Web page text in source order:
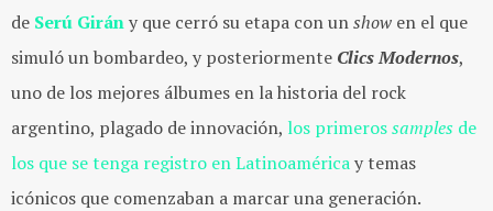
de Serú Girány que cerró su etapa con unshow en el que
simuló un bombardeo, y posteriormente Clics Modernos,
uno de los mejores álbumes en la historia del rock
argentino, plagado de innovación, los primerossamples de
los que se tenga registro en Latinoaméricay temas
icónicos que comenzaban a marcar una generación.